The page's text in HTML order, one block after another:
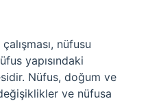
nüfusu
yapısındaki
Nüfus, doğum ve
ve nüfusa